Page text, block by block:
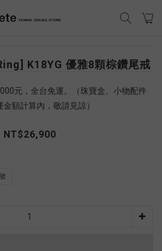
K18YG 優雅8顆棕鑽尾戒
元，全台免運。（珠寶盒、小物配件
額計算內，敬請見諒）
NT$26,900